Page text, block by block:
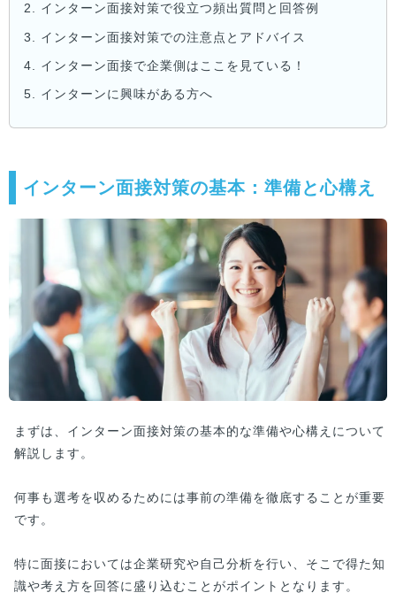
2. インターン面接対策で役立つ頻出質問と回答例
3. インターン面接対策での注意点とアドバイス
4. インターン面接で企業側はここを見ている！
5. インターンに興味がある方へ
インターン面接対策の基本：準備と心構え
まずは、インターン面接対策の基本的な準備や心構えについて
解説します。
何事も選考を収めるためには事前の準備を徹底することが重要
です。
特に面接においては企業研究や自己分析を行い、そこで得た知
識や考え方を回答に盛り込むことがポイントとなります。